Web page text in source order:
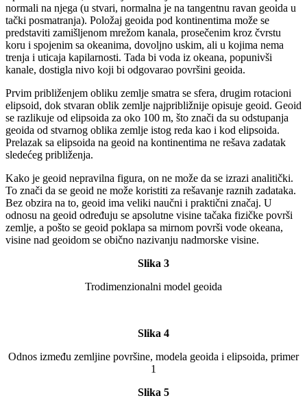
normali na njega (u stvari, normalna je na tangentnu ravan geoida u
tački posmatranja). Položaj geoida pod kontinentima može se
predstaviti zamišljenom mrežom kanala, prosečenim kroz čvrstu
koru i spojenim sa okeanima, dovoljno uskim, ali u kojima nema
trenja i uticaja kapilarnosti. Tada bi voda iz okeana, popunivši
kanale, dostigla nivo koji bi odgovarao površini geoida.
Prvim približenjem obliku zemlje smatra se sfera, drugim rotacioni
elipsoid, dok stvaran oblik zemlje najpribližnije opisuje geoid. Geoid
se razlikuje od elipsoida za oko 100 m, što znači da su odstupanja
geoida od stvarnog oblika zemlje istog reda kao i kod elipsoida.
Prelazak sa elipsoida na geoid na kontinentima ne rešava zadatak
sledećeg približenja.
Kako je geoid nepravilna figura, on ne može da se izrazi analitički.
To znači da se geoid ne može koristiti za rešavanje raznih zadataka.
Bez obzira na to, geoid ima veliki naučni i praktični značaj. U
odnosu na geoid određuju se apsolutne visine tačaka fizičke površi
zemlje, a pošto se geoid poklapa sa mirnom površi vode okeana,
visine nad geoidom se obično nazivanju nadmorske visine.
Slika 3
Trodimenzionalni model geoida
Slika 4
Odnos između zemljine površine, modela geoida i elipsoida, primer
1
Slika 5